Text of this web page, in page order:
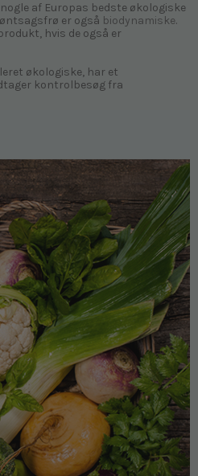
af Europas bedste økologiske
er også biodynamiske.
hvis de også er
økologiske, har et
kontrolbesøg fra